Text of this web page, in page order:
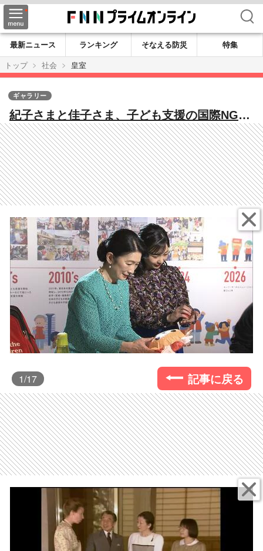
検索
最新ニュース ランキング そなえる防災
特集
トップ
社会 皇室
紀子さまと佳子さま、子ども支援の国際NGO
の40周年チャリティー・イベントへ 皇太子
妃時代の美智子さまにイギリス王女が“提案”
ギャラリー
1/17 記事に戻る